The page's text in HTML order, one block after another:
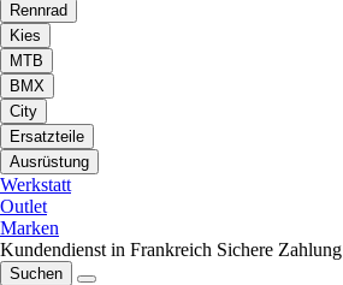
Rennrad
Kies
MTB
BMX
City
Ersatzteile
Ausrüstung
Werkstatt
Outlet
Marken
Kundendienst in Frankreich Sichere Zahlung
Suchen